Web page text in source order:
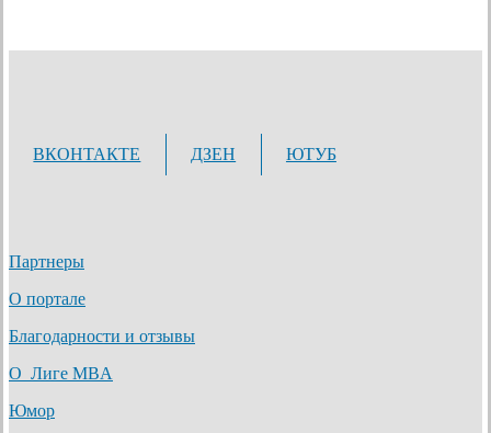
ВКОНТАКТЕ ДЗЕН ЮТУБ
Партнеры
О портале
Благодарности и отзывы
О Лиге MBA
Юмор